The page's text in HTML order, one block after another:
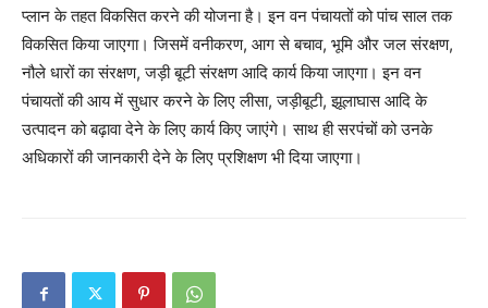
प्लान के तहत विकसित करने की योजना है। इन वन पंचायतों को पांच साल तक
विकसित किया जाएगा। जिसमें वनीकरण, आग से बचाव, भूमि और जल संरक्षण,
नौले धारों का संरक्षण, जड़ी बूटी संरक्षण आदि कार्य किया जाएगा। इन वन
पंचायतों की आय में सुधार करने के लिए लीसा, जड़ीबूटी, झूलाघास आदि के
उत्पादन को बढ़ावा देने के लिए कार्य किए जाएंगे। साथ ही सरपंचों को उनके
अधिकारों की जानकारी देने के लिए प्रशिक्षण भी दिया जाएगा।